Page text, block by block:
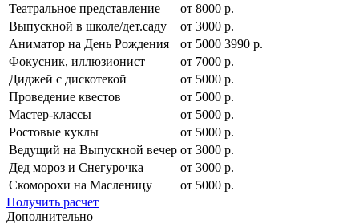
Театральное представление
от 8000 р.
Выпускной в школе/дет.саду
от 3000 р.
Аниматор на День Рождения
от 5000 3990 р.
Фокусник, иллюзионист
от 7000 р.
Диджей с дискотекой
от 5000 р.
Проведение квестов
от 5000 р.
Мастер-классы
от 5000 р.
Ростовые куклы
от 5000 р.
Ведущий на Выпускной вечер от 3000 р.
Дед мороз и Снегурочка
от 3000 р.
Скоморохи на Масленицу
от 5000 р.
Получить расчет
Дополнительно